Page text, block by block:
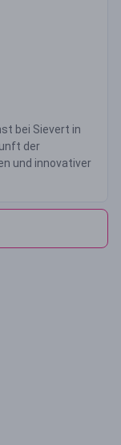
bei Sievert in
der
und innovativer